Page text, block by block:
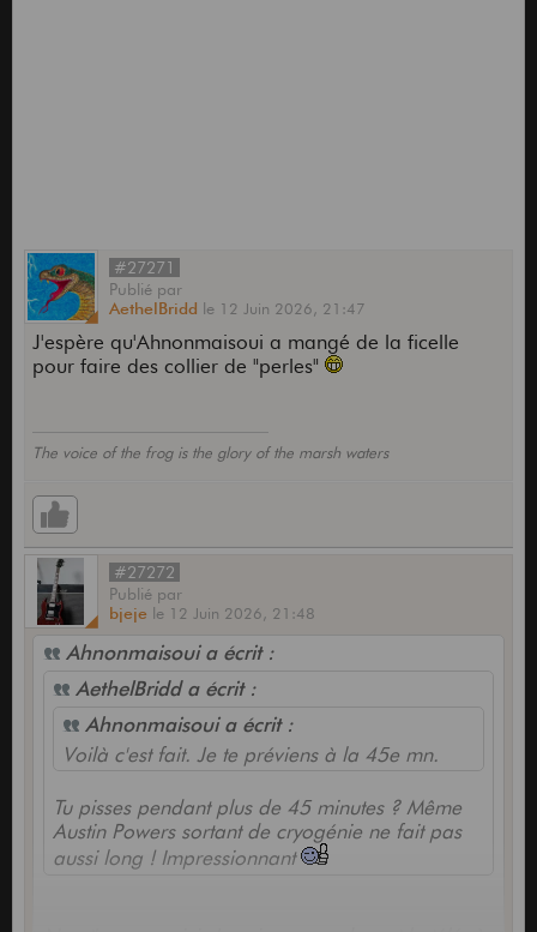
#27271
Publié par
AethelBridd le 12 Juin 2026, 21:47
J'espère qu'Ahnonmaisoui a mangé de la ficelle
pour faire des collier de "perles"
The voice of the frog is the glory of the marsh waters
#27272
Publié par
bjeje le 12 Juin 2026, 21:48
Ahnonmaisoui a écrit :
AethelBridd a écrit :
Ahnonmaisoui a écrit :
Voilà c'est fait. Je te préviens à la 45e mn.
Tu pisses pendant plus de 45 minutes ? Même
Austin Powers sortant de cryogénie ne fait pas
aussi long ! Impressionnant